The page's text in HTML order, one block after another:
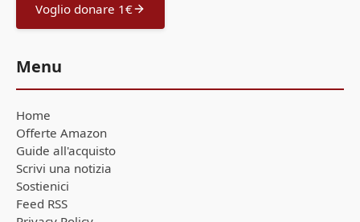
Voglio donare 1€
Menu
Home
Offerte Amazon
Guide all'acquisto
Scrivi una notizia
Sostienici
Feed RSS